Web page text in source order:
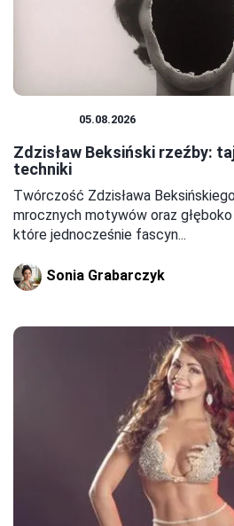
05.08.2026
Zdzisław Beksiński rzeźby:
techniki
Twórczość Zdzisława
mrocznych motywów oraz
które jednocześnie fascyn...
Sonia Grabarczyk